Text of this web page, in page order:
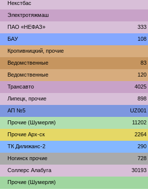
Некстбас
Электротяжмаш
ПАО «НЕФАЗ» 333
БАУ 108
Кропивницкий, прочие
Ведомственные 83
Ведомственные 120
Трансавто 4025
Липецк, прочие 898
АП №5 UZ001
Прочие (Шумерля) 11202
Прочие Арх-ск 2264
ТК Дилижанс-2 290
Ногинск прочие 728
Соллерс Алабуга 30193
Прочие (Шумерля)